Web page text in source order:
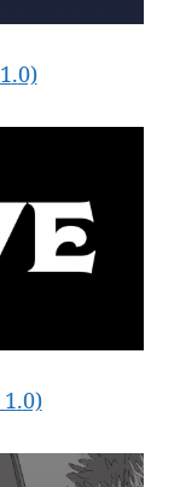
1.0)
1.0)